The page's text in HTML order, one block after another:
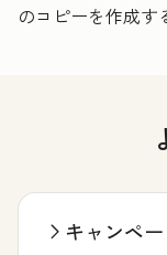
のコピーを作成す
キャンペ